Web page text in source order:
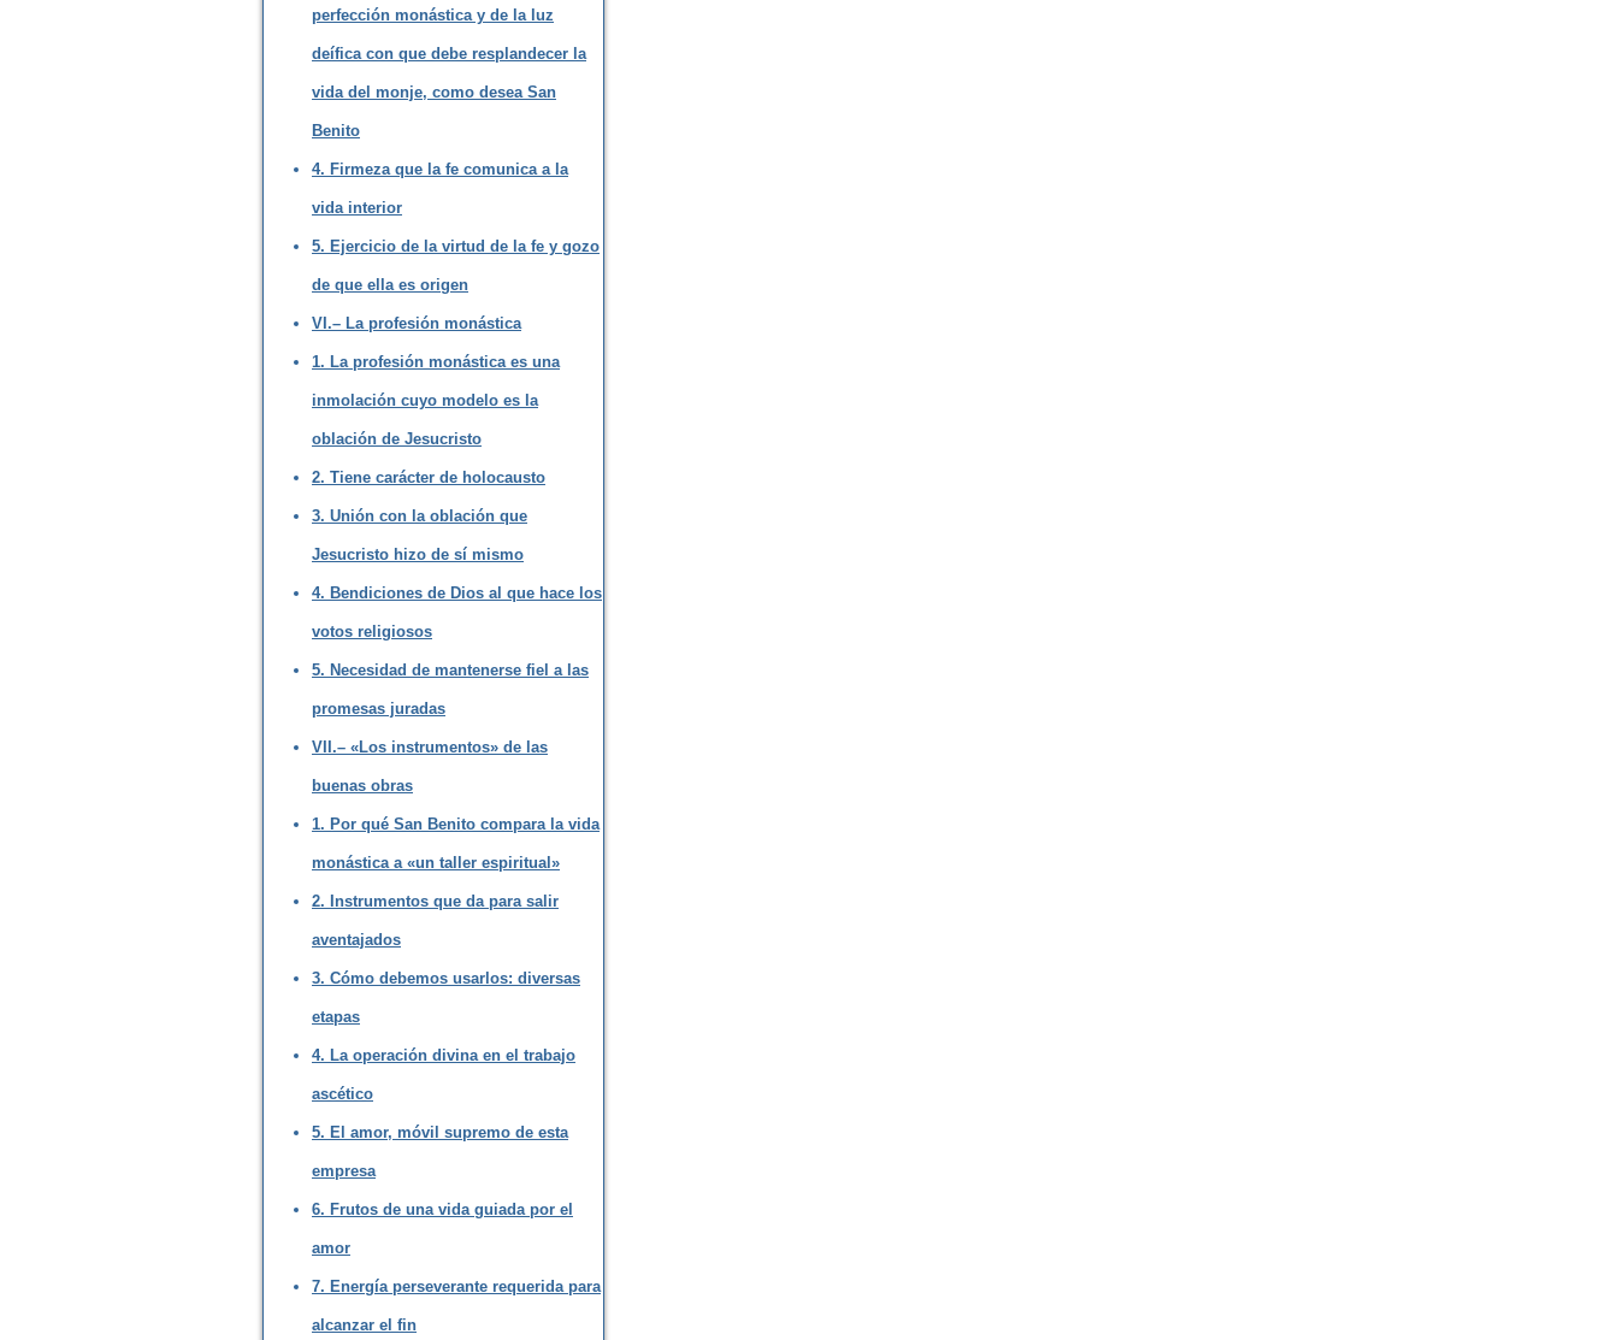
perfección monástica y de la luz
deífica con que debe resplandecer la
vida del monje, como desea San
Benito
4. Firmeza que la fe comunica a la
vida interior
5. Ejercicio de la virtud de la fe y gozo
de que ella es origen
VI.– La profesión monástica
1. La profesión monástica es una
inmolación cuyo modelo es la
oblación de Jesucristo
2. Tiene carácter de holocausto
3. Unión con la oblación que
Jesucristo hizo de sí mismo
4. Bendiciones de Dios al que hace los
votos religiosos
5. Necesidad de mantenerse fiel a las
promesas juradas
VII.– «Los instrumentos» de las
buenas obras
1. Por qué San Benito compara la vida
monástica a «un taller espiritual»
2. Instrumentos que da para salir
aventajados
3. Cómo debemos usarlos: diversas
etapas
4. La operación divina en el trabajo
ascético
5. El amor, móvil supremo de esta
empresa
6. Frutos de una vida guiada por el
amor
7. Energía perseverante requerida para
alcanzar el fin